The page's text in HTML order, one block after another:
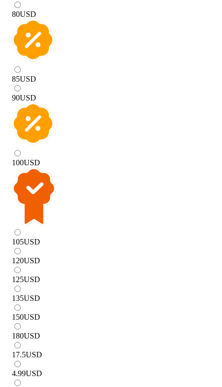
80USD
85USD
90USD
100USD
105USD
120USD
125USD
135USD
150USD
180USD
17.5USD
4.99USD